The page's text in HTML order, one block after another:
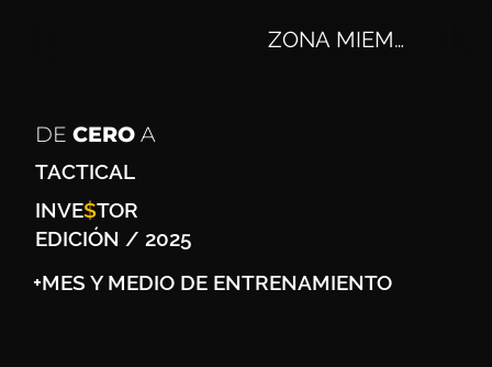
ZONA MIEMBROS
DE CERO A
TACTICAL
INVE$TOR
EDICIÓN / 2025
+MES Y MEDIO DE ENTRENAMIENTO